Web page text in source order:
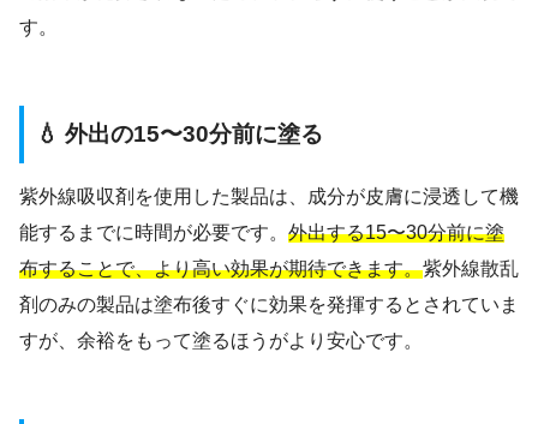
す。
💧 外出の15〜30分前に塗る
紫外線吸収剤を使用した製品は、成分が皮膚に浸透して機
能するまでに時間が必要です。 外出する15〜30分前に塗
布することで、より高い効果が期待できます。紫外線散乱
剤のみの製品は塗布後すぐに効果を発揮するとされていま
すが、余裕をもって塗るほうがより安心です。